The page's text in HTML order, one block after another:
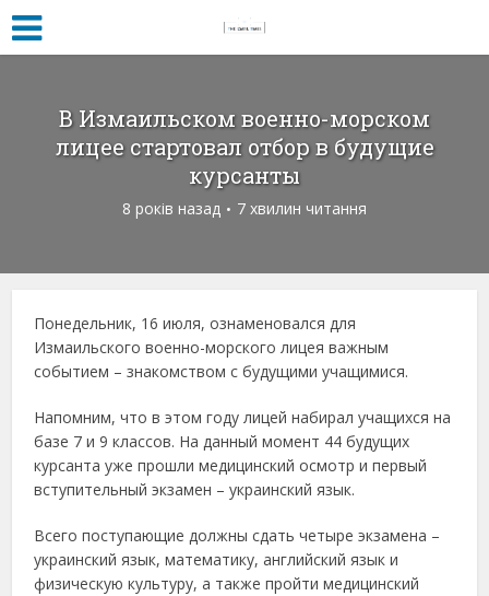
В Измаильском военно-морском
лицее стартовал отбор в будущие
курсанты
8 років назад 7 хвилин читання
Понедельник, 16 июля, ознаменовался для
Измаильского военно-морского лицея важным
событием – знакомством с будущими учащимися.
Напомним, что в этом году лицей набирал учащихся на
базе 7 и 9 классов. На данный момент 44 будущих
курсанта уже прошли медицинский осмотр и первый
вступительный экзамен – украинский язык.
Всего поступающие должны сдать четыре экзамена –
украинский язык, математику, английский язык и
физическую культуру, а также пройти медицинский